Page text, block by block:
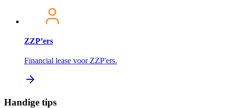
ZZP’ers
Financial lease voor ZZP'ers.
Handige tips